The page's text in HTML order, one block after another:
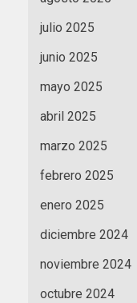
julio 2025
junio 2025
mayo 2025
abril 2025
marzo 2025
febrero 2025
enero 2025
diciembre 2024
noviembre 2024
octubre 2024